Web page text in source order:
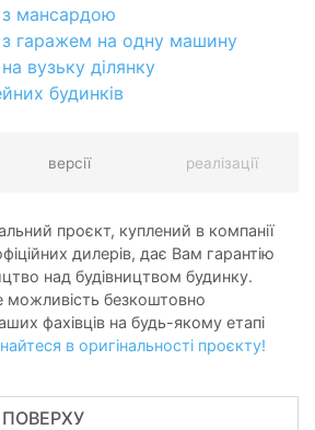
з мансардою
з гаражем на одну машину
вузьку ділянку
будинків
версії реалізації
проєкт, куплений в компанії
дилерів, дає Вам гарантію
над будівництвом будинку.
безкоштовно
фахівців на будь-якому етапі
в оригінальності проєкту!